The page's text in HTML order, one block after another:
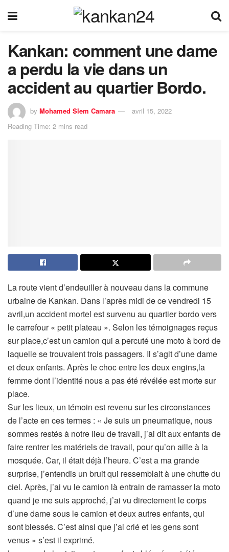
Kankan: comment une dame
a perdu la vie dans un
accident au quartier Bordo.
by Mohamed Slem Camara
avril 15, 2022
Reading Time: 2 mins read
La route vient d’endeuiller à nouveau dans la commune
urbaine de Kankan. Dans l’après midi de ce vendredi 15
avril,un accident mortel est survenu au quartier bordo vers
le carrefour « petit plateau ». Selon les témoignages reçus
sur place,c’est un camion qui a percuté une moto à bord de
laquelle se trouvaient trois passagers. Il s’agit d’une dame
et deux enfants. Après le choc entre les deux engins,la
femme dont l’identité nous a pas été révélée est morte sur
place.
Sur les lieux, un témoin est revenu sur les circonstances
de l’acte en ces termes : « Je suis un pneumatique, nous
sommes restés à notre lieu de travail, j’ai dit aux enfants de
faire rentrer les matériels de travail, pour qu’on aille à la
mosquée. Car, il était déjà l’heure. C’est a ma grande
surprise, j’entendis un bruit qui ressemblait à une chutte du
ciel. Après, j’ai vu le camion là entrain de ramasser la moto
quand je me suis approché, j’ai vu directement le corps
d’une dame sous le camion et deux autres enfants, qui
sont blessés. C’est ainsi que j’ai crié et les gens sont
venus » s’est il exprimé.